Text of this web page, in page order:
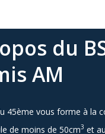
search or ESC to close
du
AM
45ème vous forme à la
de moins de 50cm3 et